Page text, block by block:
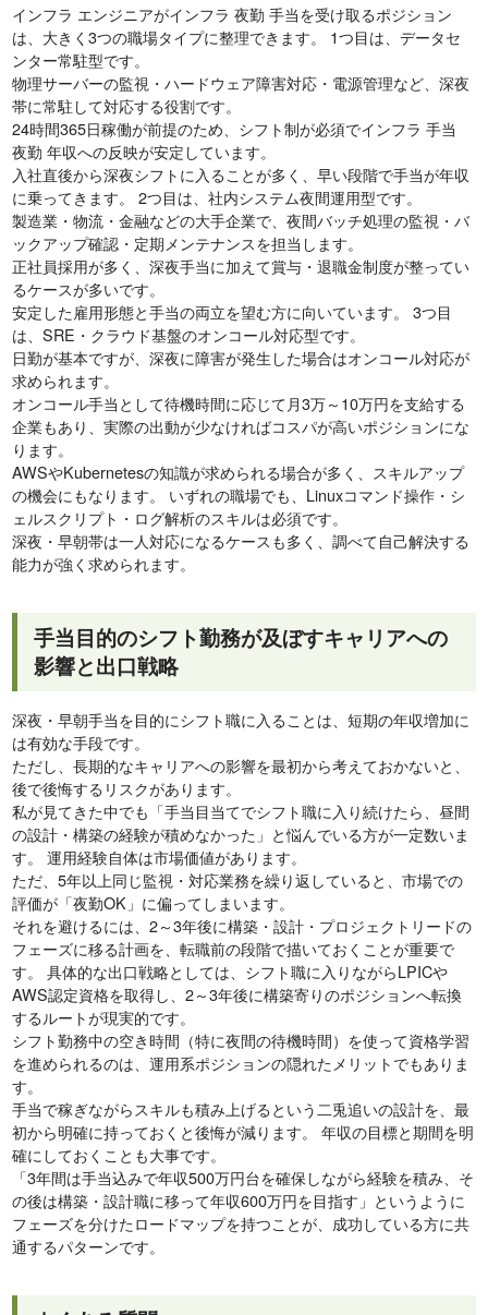
インフラ エンジニアがインフラ 夜勤 手当を受け取るポジション
は、大きく3つの職場タイプに整理できます。 1つ目は、データセ
ンター常駐型です。
物理サーバーの監視・ハードウェア障害対応・電源管理など、深夜
帯に常駐して対応する役割です。
24時間365日稼働が前提のため、シフト制が必須でインフラ 手当
夜勤 年収への反映が安定しています。
入社直後から深夜シフトに入ることが多く、早い段階で手当が年収
に乗ってきます。 2つ目は、社内システム夜間運用型です。
製造業・物流・金融などの大手企業で、夜間バッチ処理の監視・バ
ックアップ確認・定期メンテナンスを担当します。
正社員採用が多く、深夜手当に加えて賞与・退職金制度が整ってい
るケースが多いです。
安定した雇用形態と手当の両立を望む方に向いています。 3つ目
は、SRE・クラウド基盤のオンコール対応型です。
日勤が基本ですが、深夜に障害が発生した場合はオンコール対応が
求められます。
オンコール手当として待機時間に応じて月3万～10万円を支給する
企業もあり、実際の出動が少なければコスパが高いポジションにな
ります。
AWSやKubernetesの知識が求められる場合が多く、スキルアップ
の機会にもなります。 いずれの職場でも、Linuxコマンド操作・シ
ェルスクリプト・ログ解析のスキルは必須です。
深夜・早朝帯は一人対応になるケースも多く、調べて自己解決する
能力が強く求められます。
手当目的のシフト勤務が及ぼすキャリアへの
影響と出口戦略
深夜・早朝手当を目的にシフト職に入ることは、短期の年収増加に
は有効な手段です。
ただし、長期的なキャリアへの影響を最初から考えておかないと、
後で後悔するリスクがあります。
私が見てきた中でも「手当目当てでシフト職に入り続けたら、昼間
の設計・構築の経験が積めなかった」と悩んでいる方が一定数いま
す。 運用経験自体は市場価値があります。
ただ、5年以上同じ監視・対応業務を繰り返していると、市場での
評価が「夜勤OK」に偏ってしまいます。
それを避けるには、2～3年後に構築・設計・プロジェクトリードの
フェーズに移る計画を、転職前の段階で描いておくことが重要で
す。 具体的な出口戦略としては、シフト職に入りながらLPICや
AWS認定資格を取得し、2～3年後に構築寄りのポジションへ転換
するルートが現実的です。
シフト勤務中の空き時間（特に夜間の待機時間）を使って資格学習
を進められるのは、運用系ポジションの隠れたメリットでもありま
す。
手当で稼ぎながらスキルも積み上げるという二兎追いの設計を、最
初から明確に持っておくと後悔が減ります。 年収の目標と期間を明
確にしておくことも大事です。
「3年間は手当込みで年収500万円台を確保しながら経験を積み、そ
の後は構築・設計職に移って年収600万円を目指す」というように
フェーズを分けたロードマップを持つことが、成功している方に共
通するパターンです。